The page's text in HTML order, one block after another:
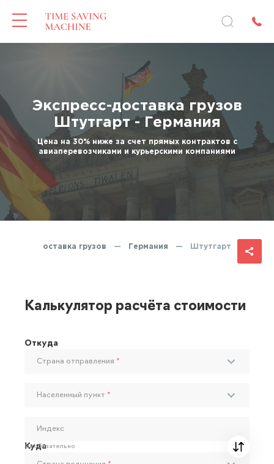
Экспресс-доставка грузов
Штутгарт - Германия
Цена на 30% ниже за счет прямых контрактов с
авиаперевозчиками и курьерскими компаниями
доставка грузов — Германия — Штутгарт
Калькулятор расчёта стоимости
Откуда
Страна отправления *
Населенный пункт *
Индекс
Необязательно
Куда